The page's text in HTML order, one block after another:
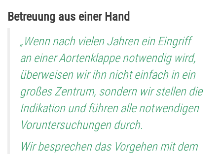
Betreuung aus einer Hand
„Wenn nach vielen Jahren ein Eingriff
an einer Aortenklappe notwendig wird,
überweisen wir ihn nicht einfach in ein
großes Zentrum, sondern wir stellen die
Indikation und führen alle notwendigen
Voruntersuchungen durch.
Wir besprechen das Vorgehen mit dem